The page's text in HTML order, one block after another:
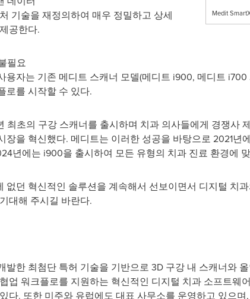
Medit
기술을 재정의하여 매우 정밀하고 상세
공한다.
필요
용자는 기존 메디트 스캐너 모델(메디트 i900, 메디트
로를 시작할 수 있다.
최초의 구강 스캐너를 출시하며 치과 의사들에게 경쟁사
장을 혁신했다. 메디트는 이러한 성공을 바탕으로 2021
년에는 i900을 출시하여 모든 유형의 치과 진료 환경에
없던 혁신적인 솔루션을 계속해서 선보이면서 디지털 치
대해 주시길 바란다.
발한 최첨단 특허 기술을 기반으로 3D 구강 내 스캐너와
업 워크플로를 지원하는 혁신적인 디지털 치과 소프트
다. 또한 미주와 유럽에도 대표 사무소를 운영하고 있으